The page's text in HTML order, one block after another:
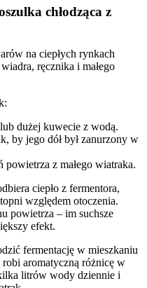
chłodząca z
na ciepłych rynkach
ręcznika i małego
dużej kuwecie z wodą.
by jego dół był zanurzony w
z małego wiatraka.
ciepło z fermentora,
względem otoczenia.
powietrza – im suchsze
efekt.
fermentację w mieszkaniu
aromatyczną różnicę w
litrów wody dziennie i